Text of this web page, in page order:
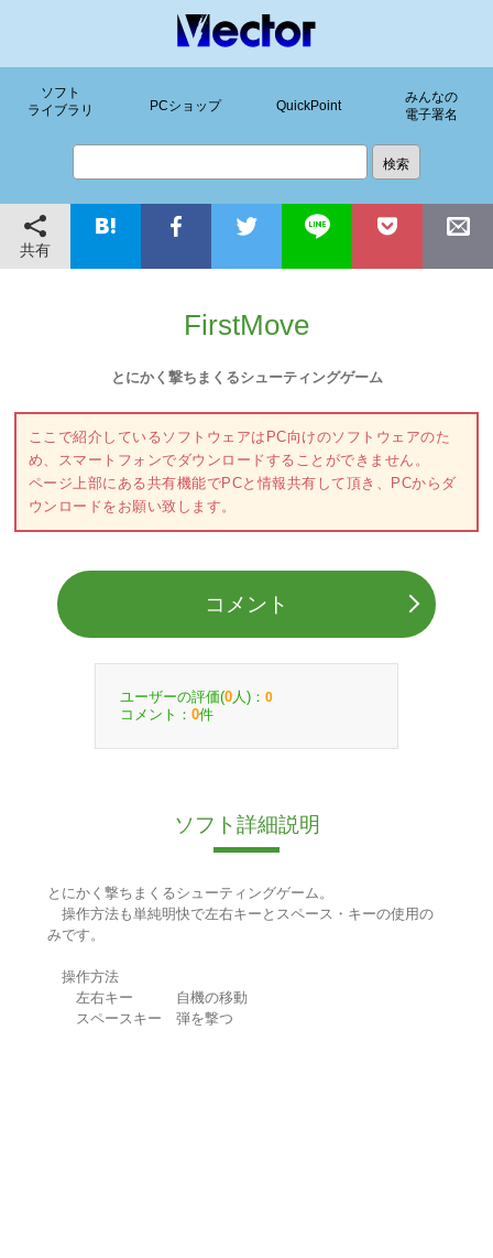
ソフト
ライブラリ
PCショップ QuickPoint
みんなの
電子署名
共有
FirstMove
とにかく撃ちまくるシューティングゲーム
ここで紹介しているソフトウェアはPC向けのソフトウェアのた
め、スマートフォンでダウンロードすることができません。
ページ上部にある共有機能でPCと情報共有して頂き、PCからダ
ウンロードをお願い致します。
コメント
ユーザーの評価(0 人)： 0
コメント： 0件
ソフト詳細説明
とにかく撃ちまくるシューティングゲーム。
操作方法も単純明快で左右キーとスペース・キーの使用の
みです。
操作方法
左右キー 自機の移動
スペースキー 弾を撃つ